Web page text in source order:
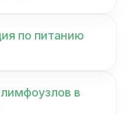
по питанию
в